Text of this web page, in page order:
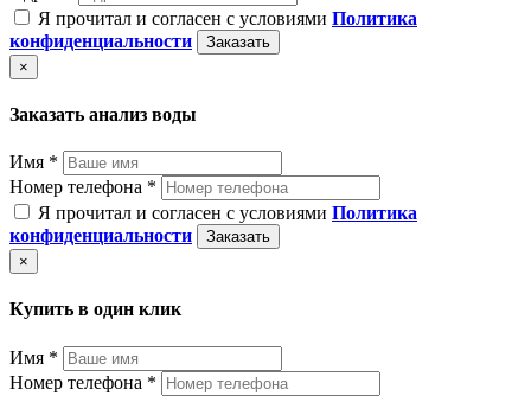
Я прочитал и согласен с условиями Политика
конфиденциальности
Заказать
×
Заказать анализ воды
Имя *
Номер телефона *
Я прочитал и согласен с условиями Политика
конфиденциальности
Заказать
×
Купить в один клик
Имя *
Номер телефона *